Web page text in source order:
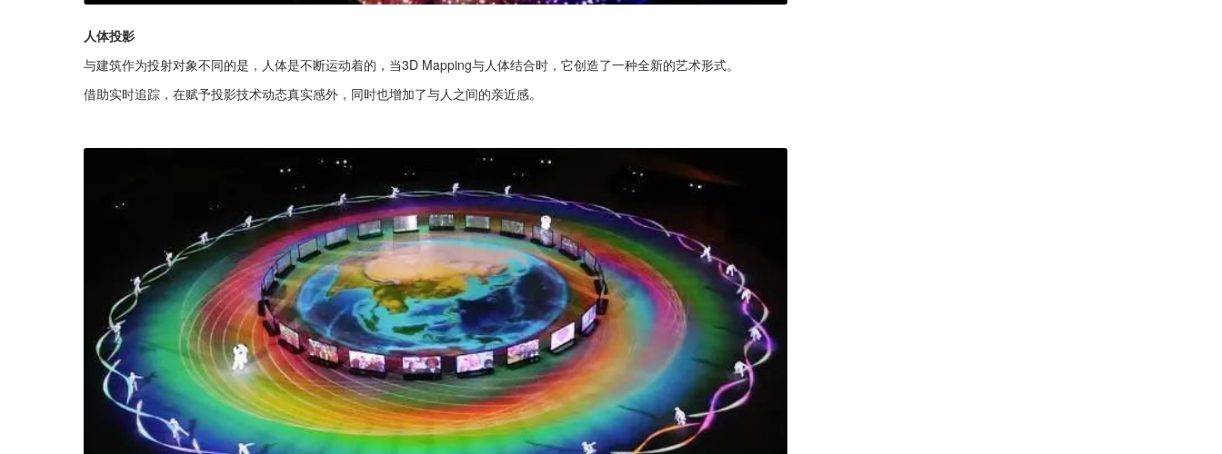
人体投影
与建筑作为投射对象不同的是，人体是不断运动着的，当3D Mapping与人体结合时，它创造了一种全新的艺术形式。
借助实时追踪，在赋予投影技术动态真实感外，同时也增加了与人之间的亲近感。